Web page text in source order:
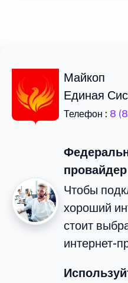
Майкоп
Единая
Телефон : 8
провайдер
Чтобы
хороший
стоит
интернет-